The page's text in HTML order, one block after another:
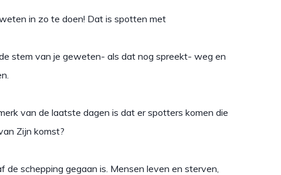
in zo te doen! Dat is spotten met
stem van je geweten- als dat nog spreekt- weg en
van de laatste dagen is dat er spotters komen die
Zijn komst?
de schepping gegaan is. Mensen leven en sterven,